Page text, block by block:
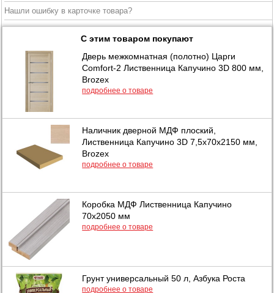
Нашли ошибку в карточке товара?
С этим товаром покупают
Дверь межкомнатная (полотно) Царги
Comfort-2 Лиственница Капучино 3D 800 мм,
Brozex
подробнее о товаре
Наличник дверной МДФ плоский,
Лиственница Капучино 3D 7,5х70х2150 мм,
Brozex
подробнее о товаре
Коробка МДФ Лиственница Капучино
70х2050 мм
подробнее о товаре
Грунт универсальный 50 л, Азбука Роста
подробнее о товаре